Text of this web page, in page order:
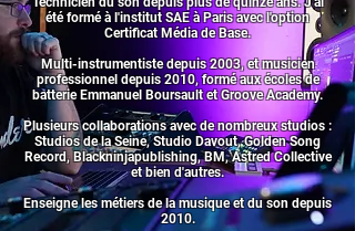
été formé à l'institut SAE à Paris avec l'option
Certificat Média de Base.
Multi-instrumentiste depuis 2003, et musicien
professionnel depuis 2010, formé aux écoles de
batterie Emmanuel Boursault et Groove Academy.
Plusieurs collaborations avec de nombreux studios :
Studios de la Seine, Studio Davout, Golden Song
Record, Blackninjapublishing, BM, Astred Collective
et bien d'autres.
Enseigne les métiers de la musique et du son depuis
2010.